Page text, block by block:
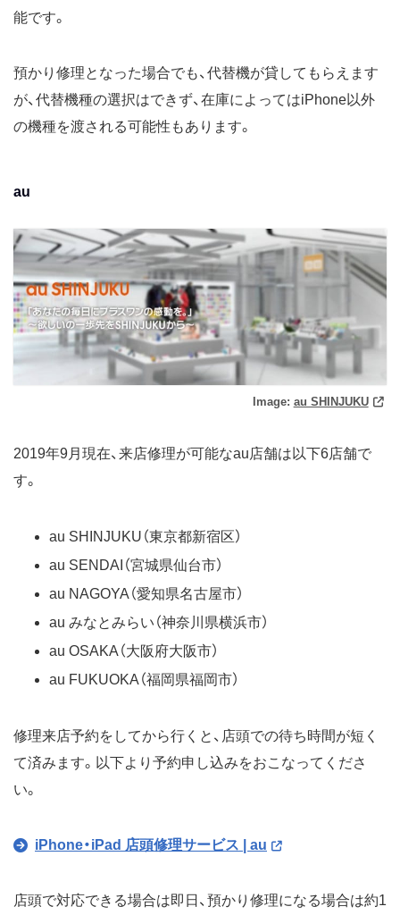
能です。
預かり修理となった場合でも、代替機が貸してもらえます
が、代替機種の選択はできず、在庫によってはiPhone以外
の機種を渡される可能性もあります。
au
Image: au SHINJUKU
2019年9月現在、来店修理が可能なau店舗は以下6店舗で
す。
au SHINJUKU（東京都新宿区）
au SENDAI（宮城県仙台市）
au NAGOYA（愛知県名古屋市）
au みなとみらい（神奈川県横浜市）
au OSAKA（大阪府大阪市）
au FUKUOKA（福岡県福岡市）
修理来店予約をしてから行くと、店頭での待ち時間が短く
て済みます。以下より予約申し込みをおこなってくださ
い。
iPhone・iPad 店頭修理サービス | au
店頭で対応できる場合は即日、預かり修理になる場合は約1